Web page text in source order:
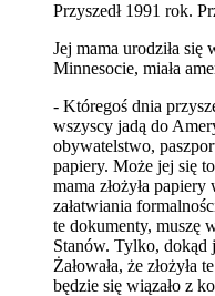
Przyszedł 1991 rok.
Jej mama urodziła
Minnesocie, miała
- Któregoś dnia
wszyscy jadą do
obywatelstwo,
papiery. Może jej się
mama złożyła
załatwiania
te dokumenty, muszę
Stanów. Tylko, dokąd
Żałowała, że złożyła
będzie się wiązało z